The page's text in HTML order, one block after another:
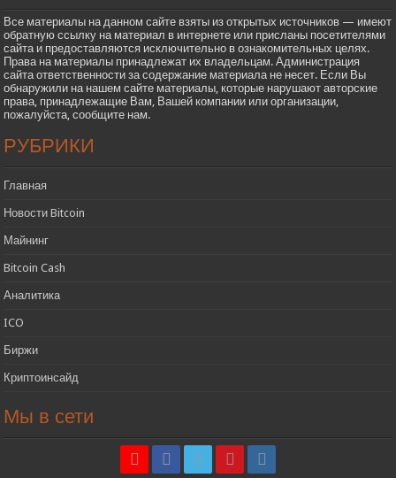
Все материалы на данном сайте взяты из открытых источников — имеют
обратную ссылку на материал в интернете или присланы посетителями
сайта и предоставляются исключительно в ознакомительных целях.
Права на материалы принадлежат их владельцам. Администрация
сайта ответственности за содержание материала не несет. Если Вы
обнаружили на нашем сайте материалы, которые нарушают авторские
права, принадлежащие Вам, Вашей компании или организации,
пожалуйста, сообщите нам.
РУБРИКИ
Главная
Новости Bitcoin
Майнинг
Bitcoin Cash
Аналитика
ICO
Биржи
Криптоинсайд
Мы в сети